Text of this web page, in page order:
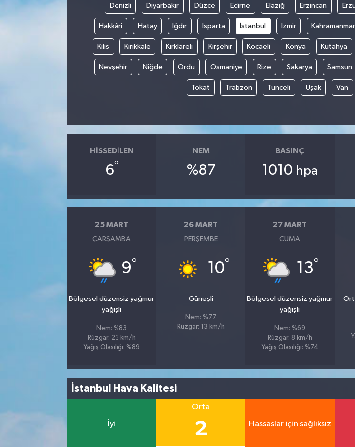
Denizli Diyarbakır Düzce Edirne Elazığ Erzincan
Hakkâri Hatay Iğdır Isparta İstanbul İzmir
Kilis Kırıkkale Kırklareli Kırşehir Kocaeli Konya Kütahya
Nevşehir Niğde Ordu Osmaniye Rize Sakarya Samsun
Tokat Trabzon Tunceli Uşak Van
HISSEDILEN
6°
NEM
%87
BASINÇ
1010 hpa
25 MART
ÇARŞAMBA
9°
Bölgesel düzensiz yağmur
yağışlı
Nem: %83
Rüzgar: 23 km/h
Yağış Olasılığı: %89
26 MART
PERŞEMBE
10°
Güneşli
Nem: %77
Rüzgar: 13 km/h
27 MART
CUMA
13°
Bölgesel düzensiz yağmur
yağışlı
Nem: %69
Rüzgar: 8 km/h
Yağış Olasılığı: %74
İstanbul Hava Kalitesi
İyi
Orta
2 Hassaslar için sağlıksız